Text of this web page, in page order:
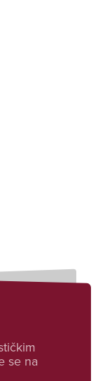
se na